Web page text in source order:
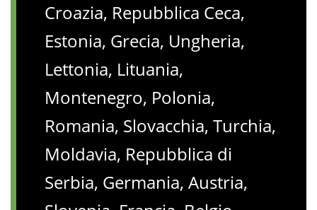
Croazia, Repubblica Ceca,
Estonia, Grecia, Ungheria,
Lettonia, Lituania,
Montenegro, Polonia,
Romania, Slovacchia, Turchia,
Moldavia, Repubblica di
Serbia, Germania, Austria,